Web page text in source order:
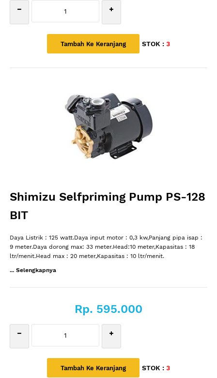
STOK : 3
Shimizu Selfpriming Pump PS-128
BIT
Daya Listrik : 125 watt.Daya input motor : 0,3 kw,Panjang pipa isap :
9 meter.Daya dorong max: 33 meter.Head:10 meter,Kapasitas : 18
ltr/menit.Head max : 20 meter,Kapasitas : 10 ltr/menit.
... Selengkapnya
Rp. 595.000
STOK : 3